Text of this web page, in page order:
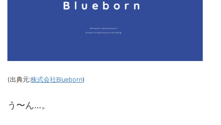
(出典元:株式会社Blueborn)
う〜ん…。